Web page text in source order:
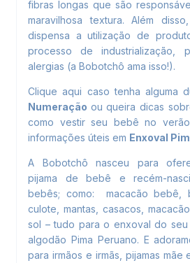
fibras longas que são
maravilhosa textura. Além
dispensa a utilização de
processo de industrialização,
alergias (a Bobotchô ama isso!).
Clique aqui caso tenha alguma
Numeração ou queira dicas
como vestir seu bebê no
informações úteis em Enxoval
A Bobotchô nasceu para
pijama de bebê e recém-
bebês; como: macacão bebê,
culote, mantas, casacos,
sol – tudo para o enxoval do
algodão Pima Peruano. E
para irmãos e irmãs, pijamas mãe